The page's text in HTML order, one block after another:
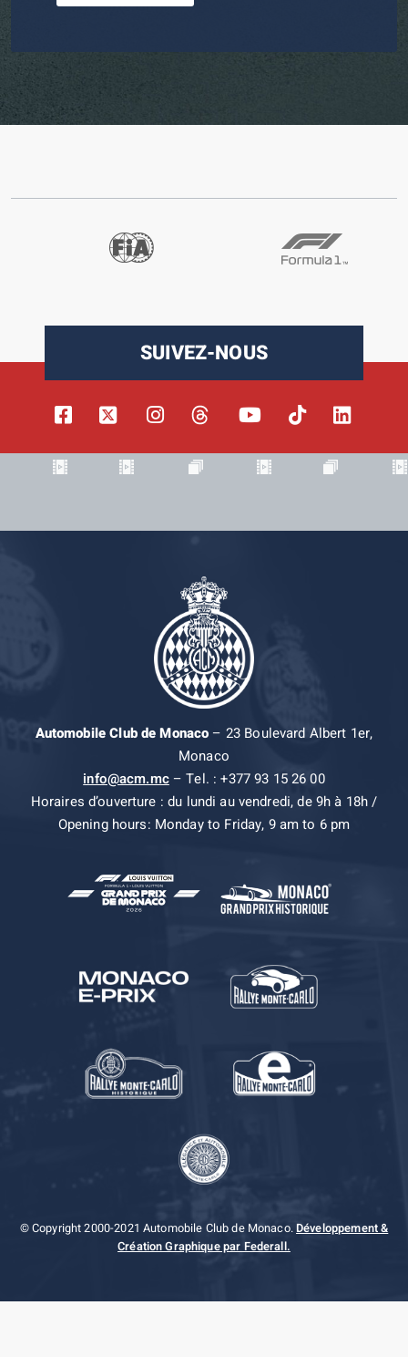
SUIVEZ-NOUS
Automobile Club de Monaco– 23 Boulevard Albert 1er,
Monaco
info@acm.mc– Tel. : +377 93 15 26 00
Horaires d’ouverture : du lundi au vendredi, de 9h à 18h /
Opening hours: Monday to Friday, 9 am to 6 pm
© Copyright 2000-2021 Automobile Club de Monaco.Développement &
Création Graphique par Federall.